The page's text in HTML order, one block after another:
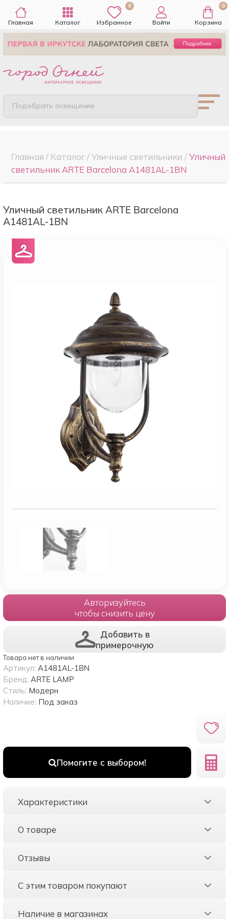
Главная Каталог
0
Избранное Войти
0
Корзина
Подобрать освещение
Главная / Каталог/Уличные светильники /Уличный
светильник ARTE Barcelona A1481AL-1BN
Уличный светильник ARTE Barcelona
A1481AL-1BN
Авторизуйтесь
чтобы снизить цену
Добавить в
примерочную
Товара нет в наличии
Помогите с выбором!
Артикул: A1481AL-1BN
Бренд: ARTE LAMP
Стиль: Модерн
Наличие: Под заказ
Характеристики
О товаре
Отзывы
С этим товаром покупают
Наличие в магазинах